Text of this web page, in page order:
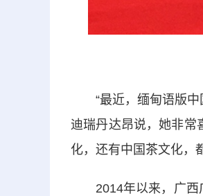
“最近，缅甸语版中
迪瑞丹达昂说，她非常
化，还有中国茶文化，
2014年以来，广西广